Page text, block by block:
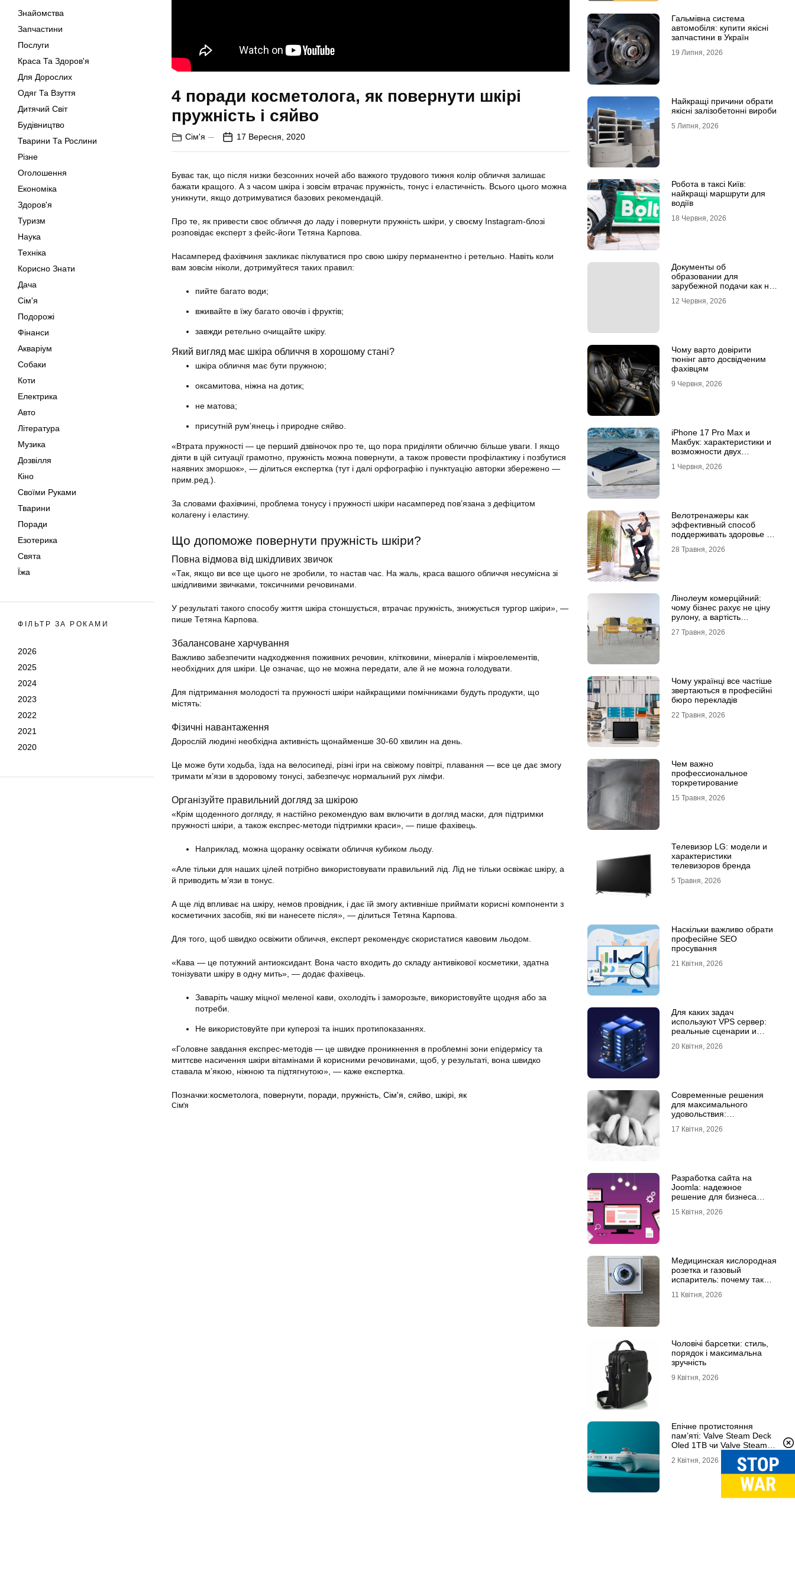
Знайомства
Запчастини
Послуги
Краса Та Здоров'я
Для Дорослих
Одяг Та Взуття
Дитячий Світ
Будівництво
Тварини Та Рослини
Різне
Оголошення
Економіка
Здоров'я
Туризм
Наука
Техніка
Корисно Знати
Дача
Сім'я
Подорожі
Фінанси
Акваріум
Собаки
Коти
Електрика
Авто
Література
Музика
Дозвілля
Кіно
Своїми Руками
Тварини
Поради
Езотерика
Свята
Їжа
ФІЛЬТР ЗА РОКАМИ
2026
2025
2024
2023
2022
2021
2020
4 поради косметолога, як повернути шкірі
пружність і сяйво
Сім'я 17 Вересня, 2020
Буває так, що після низки безсонних ночей або важкого трудового тижня колір обличчя залишає
бажати кращого. А з часом шкіра і зовсім втрачає пружність, тонус і еластичність. Всього цього можна
уникнути, якщо дотримуватися базових рекомендацій.
Про те, як привести своє обличчя до ладу і повернути пружність шкіри, у своєму Instagram-блозі
розповідає експерт з фейс-йоги Тетяна Карпова.
Насамперед фахівчиня закликає піклуватися про свою шкіру перманентно і ретельно. Навіть коли
вам зовсім ніколи, дотримуйтеся таких правил:
пийте багато води;
вживайте в їжу багато овочів і фруктів;
завжди ретельно очищайте шкіру.
Який вигляд має шкіра обличчя в хорошому стані?
шкіра обличчя має бути пружною;
оксамитова, ніжна на дотик;
не матова;
присутній рум’янець і природне сяйво.
«Втрата пружності — це перший дзвіночок про те, що пора приділяти обличчю більше уваги. І якщо
діяти в цій ситуації грамотно, пружність можна повернути, а також провести профілактику і позбутися
наявних зморшок», — ділиться експертка (тут і далі орфографію і пунктуацію авторки збережено —
прим.ред.).
За словами фахівчині, проблема тонусу і пружності шкіри насамперед пов’язана з дефіцитом
колагену і еластину.
Що допоможе повернути пружність шкіри?
Повна відмова від шкідливих звичок
«Так, якщо ви все ще цього не зробили, то настав час. На жаль, краса вашого обличчя несумісна зі
шкідливими звичками, токсичними речовинами.
У результаті такого способу життя шкіра стоншується, втрачає пружність, знижується тургор шкіри», —
пише Тетяна Карпова.
Збалансоване харчування
Важливо забезпечити надходження поживних речовин, клітковини, мінералів і мікроелементів,
необхідних для шкіри. Це означає, що не можна передати, але й не можна голодувати.
Для підтримання молодості та пружності шкіри найкращими помічниками будуть продукти, що
містять:
Фізичні навантаження
Дорослій людині необхідна активність щонайменше 30-60 хвилин на день.
Це може бути ходьба, їзда на велосипеді, різні ігри на свіжому повітрі, плавання — все це дає змогу
тримати м’язи в здоровому тонусі, забезпечує нормальний рух лімфи.
Організуйте правильний догляд за шкірою
«Крім щоденного догляду, я настійно рекомендую вам включити в догляд маски, для підтримки
пружності шкіри, а також експрес-методи підтримки краси», — пише фахівець.
Наприклад, можна щоранку освіжати обличчя кубиком льоду.
«Але тільки для наших цілей потрібно використовувати правильний лід. Лід не тільки освіжає шкіру, а
й приводить м’язи в тонус.
А ще лід впливає на шкіру, немов провідник, і дає їй змогу активніше приймати корисні компоненти з
косметичних засобів, які ви нанесете після», — ділиться Тетяна Карпова.
Для того, щоб швидко освіжити обличчя, експерт рекомендує скористатися кавовим льодом.
«Кава — це потужний антиоксидант. Вона часто входить до складу антивікової косметики, здатна
тонізувати шкіру в одну мить», — додає фахівець.
Заваріть чашку міцної меленої кави, охолодіть і заморозьте, використовуйте щодня або за
потреби.
Не використовуйте при куперозі та інших протипоказаннях.
«Головне завдання експрес-методів — це швидке проникнення в проблемні зони епідермісу та
миттєве насичення шкіри вітамінами й корисними речовинами, щоб, у результаті, вона швидко
ставала м’якою, ніжною та підтягнутою», — каже експертка.
Позначки:косметолога, повернути, поради, пружність, Сім'я, сяйво, шкірі, як
Сім'я
Гальмівна система
автомобіля: купити якісні
запчастини в Україн
19 Липня, 2026
Найкращі причини обрати
якісні залізобетонні вироби
5 Липня, 2026
Робота в таксі Київ:
найкращі маршрути для
водіїв
18 Червня, 2026
Документы об
образовании для
зарубежной подачи как не
апостиле
12 Червня, 2026
Чому варто довірити
тюнінг авто досвідченим
фахівцям
9 Червня, 2026
iPhone 17 Pro Max и
Макбук: характеристики и
возможности двух
1 Червня, 2026
Велотренажеры как
эффективный способ
поддерживать здоровье и
28 Травня, 2026
Лінолеум комерційний:
чому бізнес рахує не ціну
рулону, а вартість
27 Травня, 2026
Чому українці все частіше
звертаються в професійні
бюро перекладів
22 Травня, 2026
Чем важно
профессиональное
торкретирование
15 Травня, 2026
Телевизор LG: модели и
характеристики
телевизоров бренда
5 Травня, 2026
Наскільки важливо обрати
професійне SEO
просування
21 Квітня, 2026
Для каких задач
используют VPS сервер:
реальные сценарии и
20 Квітня, 2026
Современные решения
для максимального
удовольствия:
и Womanizer для женщин
17 Квітня, 2026
Разработка сайта на
Joomla: надежное
решение для бизнеса
15 Квітня, 2026
Медицинская кислородная
розетка и газовый
испаритель: почему так
качественное
11 Квітня, 2026
Чоловічі барсетки: стиль,
порядок і максимальна
зручність
9 Квітня, 2026
Епічне протистояння
пам’яті: Valve Steam Deck
Oled 1TB чи Valve Steam
2 Квітня, 2026